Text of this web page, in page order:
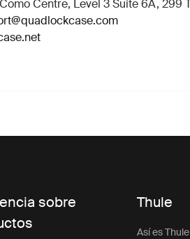
Centre, Level 3 Suite 6A, 299
sobre
Thule
Así es Thule